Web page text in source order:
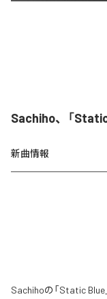
Sachiho、「
新曲情報
Sachihoの「Static